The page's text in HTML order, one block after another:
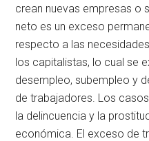
crean nuevas empresas o
neto es un exceso
respecto a las
los capitalistas, lo cual se
desempleo, subempleo y
de trabajadores. Los
la delincuencia y la
económica. El exceso de